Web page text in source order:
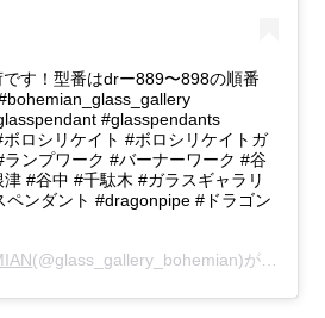
す！型番はdrー889〜898の順番
#glasspendants
ロシリケイト #ボロシリケイトガ
ンプワーク #バーナーワーク #谷
#谷中 #千駄木 #ガラスギャラリ
ペンダント #dragonpipe #ドラゴン
(@glass_gallery_bohemian)がシェアした投稿 -